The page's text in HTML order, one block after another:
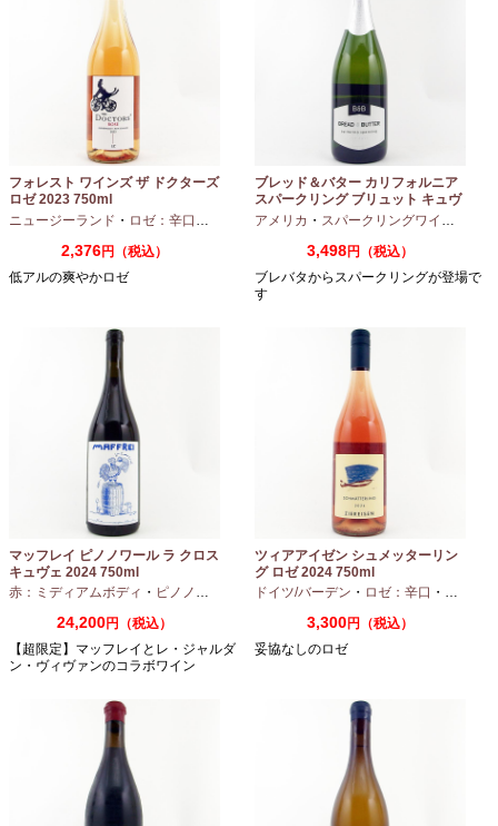
フォレスト ワインズ ザ ドクターズ
ロゼ 2023 750ml
ニュージーランド ・ ロゼ：辛口 ピノノワール
2,376円（税込）
低アルの爽やかロゼ
ブレッド＆バター カリフォルニア
スパークリング ブリュット キュヴ
ェ NV 750ml
アメリカ ・ スパークリングワイン
3,498円（税込）
ブレバタからスパークリングが登場で
す
マッフレイ ピノノワール ラ クロス
キュヴェ 2024 750ml
赤：ミディアムボディ ・ ピノノワール
24,200円（税込）
【超限定】マッフレイとレ・ジャルダ
ン・ヴィヴァンのコラボワイン
ツィアアイゼン シュメッターリン
グ ロゼ 2024 750ml
ドイツ/バーデン ・ ロゼ：辛口 ・ ピノノ
3,300円（税込）
妥協なしのロゼ